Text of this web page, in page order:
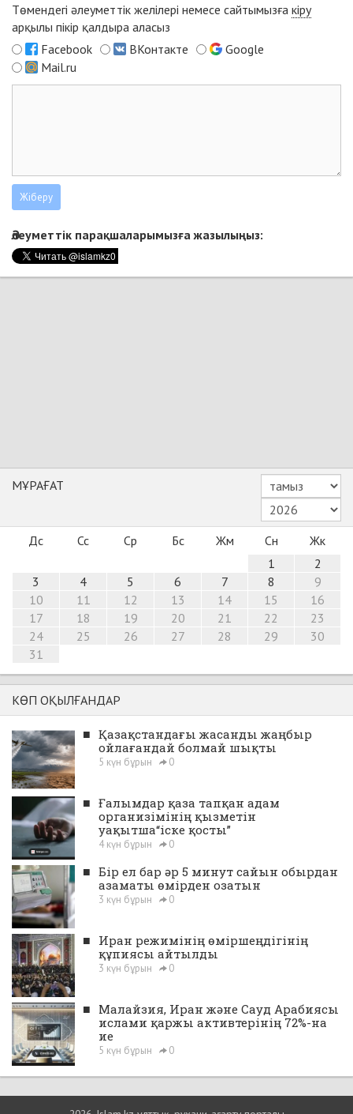
Төмендегі әлеуметтік желілері немесе сайтымызға кіру
арқылы пікір қалдыра аласыз
Facebook
ВКонтакте
Google
Mail.ru
Әлеуметтік парақшаларымызға жазылыңыз:
МҰРАҒАТ
Дс Сс Ср Бс Жм Сн
Жк
1
2
3
4 5 6 7 8
9
10
11 12 13 14 15
16
17
18 19 20 21 22
23
24
25 26 27 28 29
30
31
КӨП ОҚЫЛҒАНДАР
■ Қазақстандағы жасанды жаңбыр
ойлағандай болмай шықты
5 күн бұрын 0
■ Ғалымдар қаза тапқан адам
организімінің қызметін
уақытша“іске қосты”
4 күн бұрын 0
■ Бір ел бар әр 5 минут сайын обырдан
азаматы өмірден озатын
3 күн бұрын 0
■ Иран режимінің өміршеңдігінің
құпиясы айтылды
3 күн бұрын 0
■ Малайзия, Иран және Сауд Арабиясы
ислами қаржы активтерінің 72%-на
ие
5 күн бұрын 0